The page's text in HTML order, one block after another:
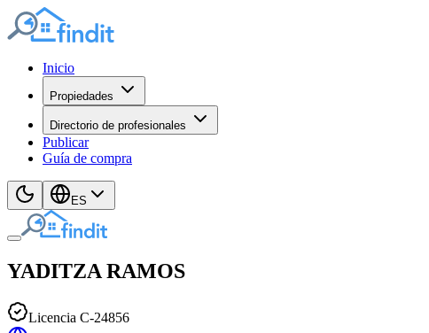
Inicio
Propiedades
Directorio de profesionales
Publicar
Guía de compra
ES
YADITZA RAMOS
Licencia C-24856